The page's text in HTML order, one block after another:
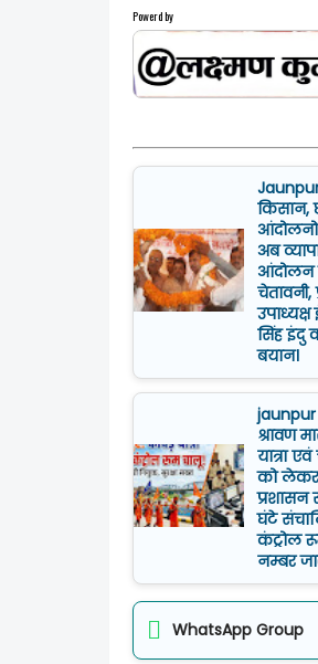
Powerd by
किसान,
अब
आंदोलन
चेतावनी,
उपाध्यक्ष
सिंह इंदु
बयान।
श्रावण
यात्रा
को लेकर
प्रशासन
घंटे
कंट्रोल
नम्बर
WhatsApp Group